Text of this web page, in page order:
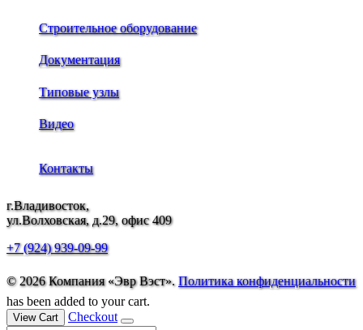
Строительное оборудование
Документация
Типовые узлы
Видео
Контакты
г.Владивосток,
ул.Волховская, д.29, офис 409
+7 (924) 939-09-99
© 2026 Компания «Эвр Вэст». Политика конфиденциальности
has been added to your cart.
View Cart Checkout